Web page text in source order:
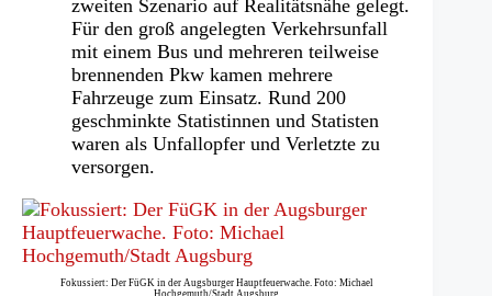
zweiten Szenario auf Realitätsnähe gelegt.
Für den groß angelegten Verkehrsunfall
mit einem Bus und mehreren teilweise
brennenden Pkw kamen mehrere
Fahrzeuge zum Einsatz. Rund 200
geschminkte Statistinnen und Statisten
waren als Unfallopfer und Verletzte zu
versorgen.
Fokussiert: Der FüGK in der Augsburger Hauptfeuerwache. Foto: Michael